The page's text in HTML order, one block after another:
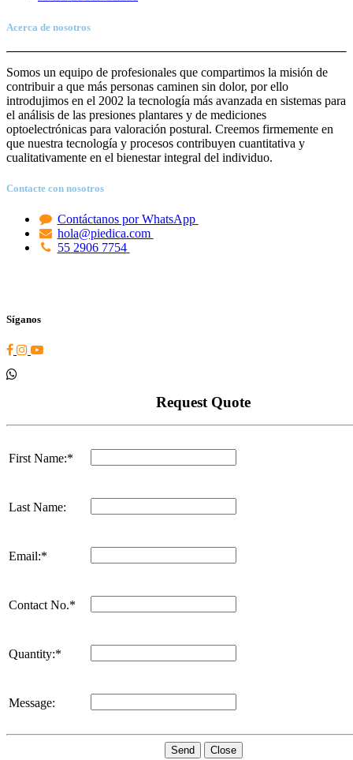
Acerca de nosotros
Somos un equipo de profesionales que compartimos la misión de
contribuir a que más personas caminen sin dolor, por ello
introdujimos en el 2002 la tecnología más avanzada en sistemas para
el análisis de las presiones plantares y de mediciones
optoelectrónicas para valoración postural. Creemos firmemente en
que nuestra tecnología y procesos contribuyen cuantitativa y
cualitativamente en el bienestar integral del individuo.
Contacte con nosotros
Contáctanos por WhatsApp
hola@piedica.com
55 2906 7754
Síganos
Request Quote
First Name:*
Last Name:
Email:*
Contact No.*
Quantity:*
Message:
Send Close